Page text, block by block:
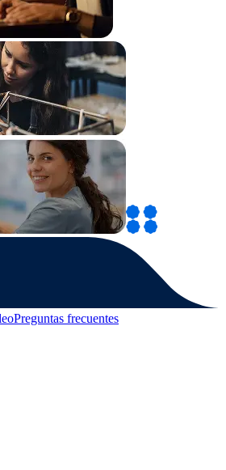
Preguntas frecuentes